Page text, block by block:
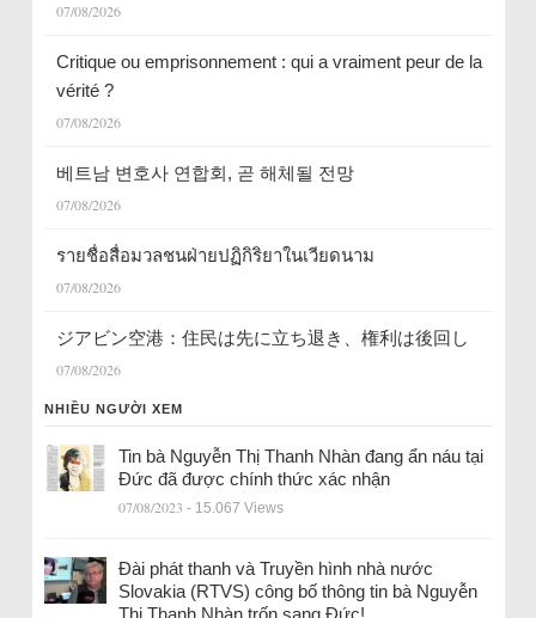
07/08/2026
Critique ou emprisonnement : qui a vraiment peur de la
vérité ?
07/08/2026
베트남 변호사 연합회, 곧 해체될 전망
07/08/2026
รายชื่อสื่อมวลชนฝ่ายปฏิกิริยาในเวียดนาม
07/08/2026
ジアビン空港：住民は先に立ち退き、権利は後回し
07/08/2026
NHIỀU NGƯỜI XEM
Tin bà Nguyễn Thị Thanh Nhàn đang ẩn náu tại
Đức đã được chính thức xác nhận
07/08/2023 - 15.067 Views
Đài phát thanh và Truyền hình nhà nước
Slovakia (RTVS) công bố thông tin bà Nguyễn
Thị Thanh Nhàn trốn sang Đức!